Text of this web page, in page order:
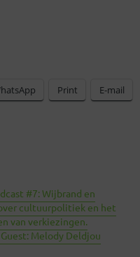
Print E-mail
#7: Wijbrand en
cultuurpolitiek en het
van verkiezingen.
Melody Deldjou